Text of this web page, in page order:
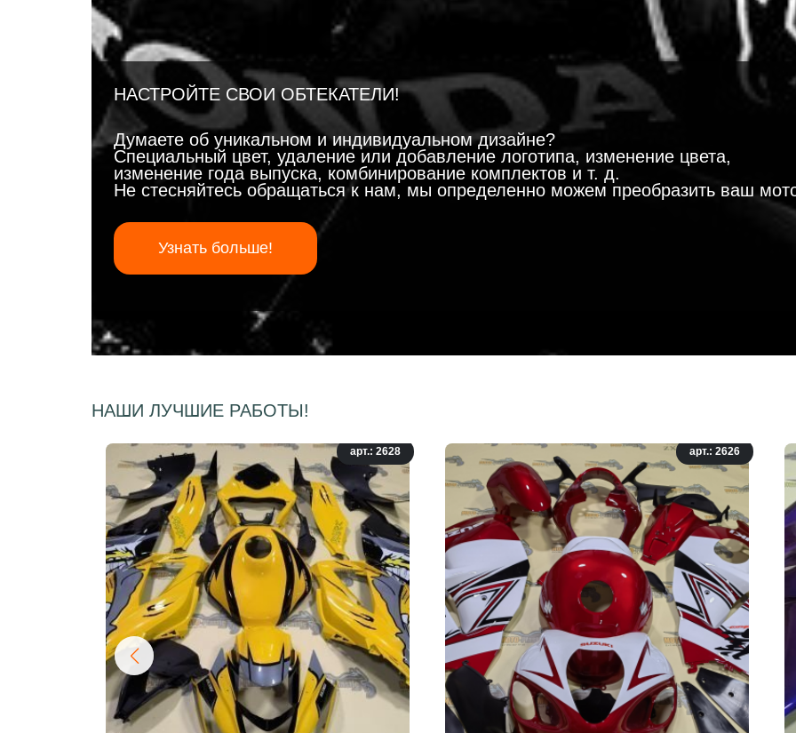
НАСТРОЙТЕ СВОИ ОБТЕКАТЕЛИ!
Думаете об уникальном и индивидуальном дизайне?
Специальный цвет, удаление или добавление логотипа, изменение цвета,
изменение года выпуска, комбинирование комплектов и т. д.
Не стесняйтесь обращаться к нам, мы определенно можем преобразить ваш
Узнать больше!
НАШИ ЛУЧШИЕ РАБОТЫ!
арт.: 2628 арт.: 2626